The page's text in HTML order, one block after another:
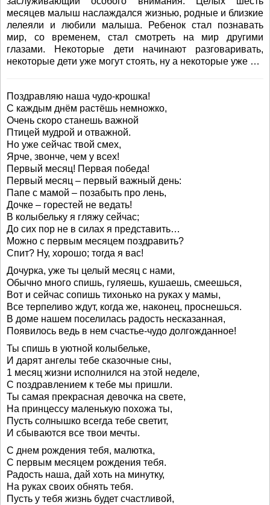
месяцев малыш наслаждался жизнью, родные и близкие
лелеяли и любили малыша. Ребенок стал познавать
мир, со временем, стал смотреть на мир другими
глазами. Некоторые дети начинают разговаривать,
некоторые дети уже могут стоять, ну а некоторые уже …
Поздравляю наша чудо-крошка!
С каждым днём растёшь немножко,
Очень скоро станешь важной
Птицей мудрой и отважной.
Но уже сейчас твой смех,
Ярче, звонче, чем у всех!
Первый месяц! Первая победа!
Первый месяц – первый важный день:
Папе с мамой – позабыть про лень,
Дочке – горестей не ведать!
В колыбельку я гляжу сейчас;
До сих пор не в силах я представить…
Можно с первым месяцем поздравить?
Спит? Ну, хорошо; тогда я вас!
Дочурка, уже ты целый месяц с нами,
Обычно много спишь, гуляешь, кушаешь, смеешься,
Вот и сейчас сопишь тихонько на руках у мамы,
Все терпеливо ждут, когда же, наконец, проснешься.
В доме нашем поселилась радость несказанная,
Появилось ведь в нем счастье-чудо долгожданное!
Ты спишь в уютной колыбельке,
И дарят ангелы тебе сказочные сны,
1 месяц жизни исполнился на этой неделе,
С поздравлением к тебе мы пришли.
Ты самая прекрасная девочка на свете,
На принцессу маленькую похожа ты,
Пусть солнышко всегда тебе светит,
И сбываются все твои мечты.
С днем рождения тебя, малютка,
С первым месяцем рождения тебя.
Радость наша, дай хоть на минутку,
На руках своих обнять тебя.
Пусть у тебя жизнь будет счастливой,